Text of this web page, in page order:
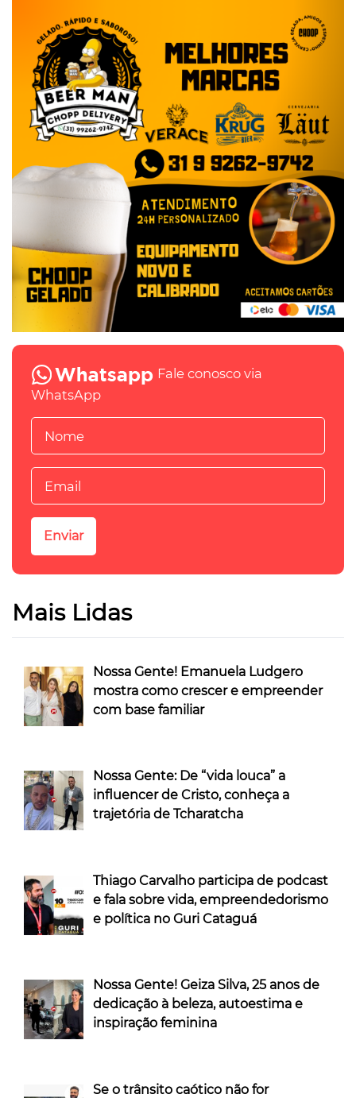
Fale conosco via
WhatsApp
Mais Lidas
Nossa Gente! Emanuela Ludgero
mostra como crescer e empreender
com base familiar
Nossa Gente: De “vida louca” a
influencer de Cristo, conheça a
trajetória de Tcharatcha
Thiago Carvalho participa de podcast
e fala sobre vida, empreendedorismo
e política no Guri Cataguá
Nossa Gente! Geiza Silva, 25 anos de
dedicação à beleza, autoestima e
inspiração feminina
Se o trânsito caótico não for